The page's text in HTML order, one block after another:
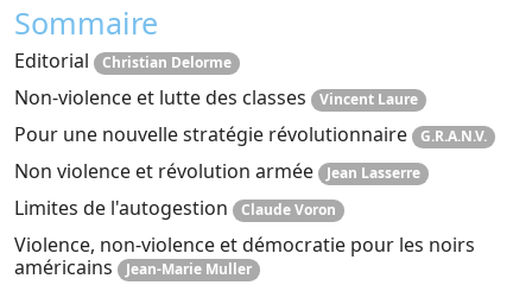
Sommaire
Editorial Christian Delorme
Non-violence et lutte des classes Vincent Laure
Pour une nouvelle stratégie révolutionnaire G.R.A.N.V.
Non violence et révolution armée Jean Lasserre
Limites de l'autogestion Claude Voron
Violence, non-violence et démocratie pour les noirs
américains
Jean-Marie Muller